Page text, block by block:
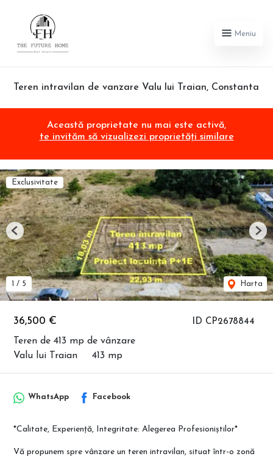
Meniu
Teren intravilan de vanzare Valu lui Traian, Constanta
Această proprietate nu mai este activă,
te invităm să vizualizezi proprietăți similare
ID CP2678844
36,500 €
Teren de 413 mp de vânzare
Valu lui Traian
413 mp
Exclusivitate
/ 5 Harta
Previous
WhatsApp Facebook
*Calitate, Experiență, Integritate: Alegerea Profesioniștilor*
Vă propunem spre vânzare un teren intravilan, situat într-o zonă